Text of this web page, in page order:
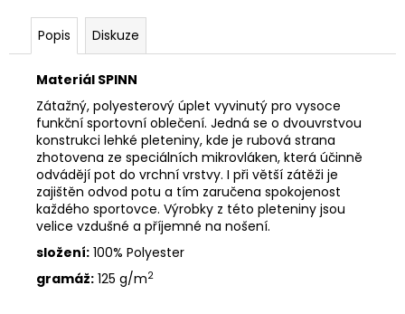
Popis Diskuze
Materiál SPINN
Zátažný, polyesterový úplet vyvinutý pro vysoce
funkční sportovní oblečení. Jedná se o dvouvrstvou
konstrukci lehké pleteniny, kde je rubová strana
zhotovena ze speciálních mikrovláken, která účinně
odvádějí pot do vrchní vrstvy. I při větší zátěži je
zajištěn odvod potu a tím zaručena spokojenost
každého sportovce. Výrobky z této pleteniny jsou
velice vzdušné a příjemné na nošení.
složení: 100% Polyester
gramáž: 125 g/m2